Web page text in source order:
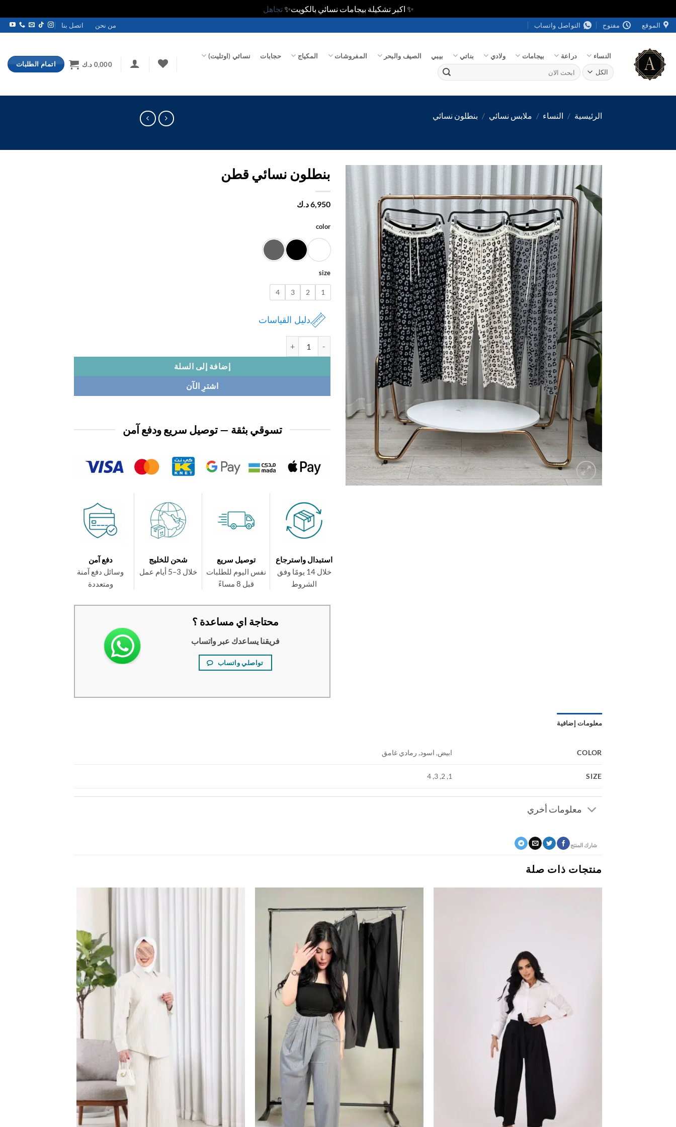
✨ اكبر تشكيلة بيجامات نسائي بالكويت✨تجاهل
تخطي
للمحتوى
الموقع مفتوح التواصل واتساب من نحن اتصل بنا
النساء دراعة بيجامات ولادي بناتي بيبي الصيف والبحر المفروشات المكياج حجابات نسائي (اوتليت)
البحث
عن:
0,000 د.ك اتمام الطلبات
الرئيسية / النساء / ملابس نسائي / بنطلون نسائي
بنطلون نسائي قطن
6,950د.ك
color
size
1
2
3
4
دليل القياسات
إضافة إلى السلة
اشترِ الآن
تسوقي بثقة — توصيل سريع ودفع آمن
استبدال واسترجاع
خلال 14 يومًا وفق
الشروط
توصيل سريع
نفس اليوم للطلبات
قبل 8 مساءً
شحن للخليج
خلال 3–5 أيام عمل
دفع آمن
وسائل دفع آمنة
ومتعددة
محتاجة اي مساعدة ؟
فريقنا يساعدك عبر واتساب
تواصلي واتساب
معلومات إضافية
COLOR ابيض, اسود, رمادي غامق
SIZE
1, 2, 3, 4
معلومات أخري
شارك المنتج
منتجات ذات صلة
المفضلة